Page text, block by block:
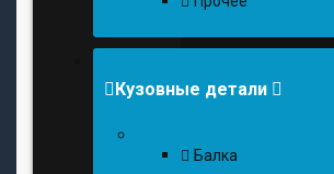
Кузовные детали
Балка